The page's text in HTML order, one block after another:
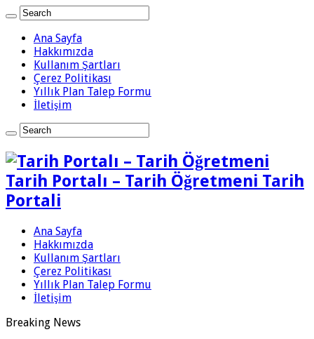
Ana Sayfa
Hakkımızda
Kullanım Şartları
Çerez Politikası
Yıllık Plan Talep Formu
İletişim
Tarih Portalı – Tarih Öğretmeni Tarih
Portali
Ana Sayfa
Hakkımızda
Kullanım Şartları
Çerez Politikası
Yıllık Plan Talep Formu
İletişim
Breaking News